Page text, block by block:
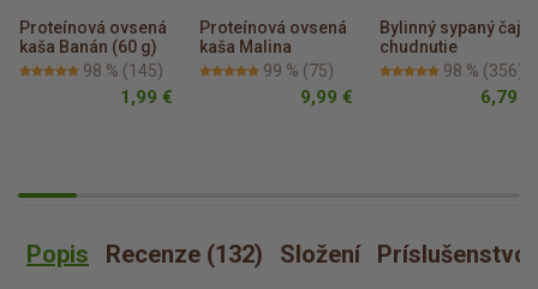
Proteínová ovsená
kaša Banán (60 g)
98 % (145)
1,99 €
Proteínová ovsená
kaša Malina
99 % (75)
9,99 €
Bylinný sypaný čaj
chudnutie
98 % (356)
6,79 €
Popis Recenze (132) Složení Príslušenstvo